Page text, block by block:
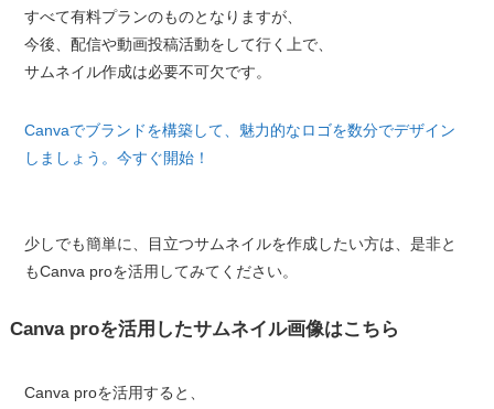
すべて有料プランのものとなりますが、
今後、配信や動画投稿活動をして行く上で、
サムネイル作成は必要不可欠です。
Canvaでブランドを構築して、魅力的なロゴを数分でデザイン
しましょう。今すぐ開始！
少しでも簡単に、目立つサムネイルを作成したい方は、是非と
もCanva proを活用してみてください。
Canva proを活用したサムネイル画像はこちら
Canva proを活用すると、